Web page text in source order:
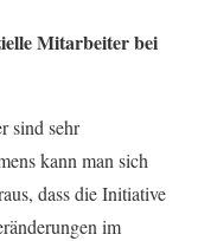
Mitarbeiter bei
sind sehr
kann man sich
dass die Initiative
im